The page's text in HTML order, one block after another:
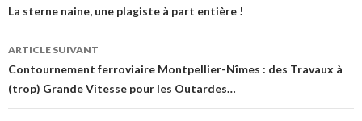
des
articles
La sterne naine, une plagiste à part entière !
ARTICLE SUIVANT
Contournement ferroviaire Montpellier-Nîmes : des Travaux à
(trop) Grande Vitesse pour les Outardes…